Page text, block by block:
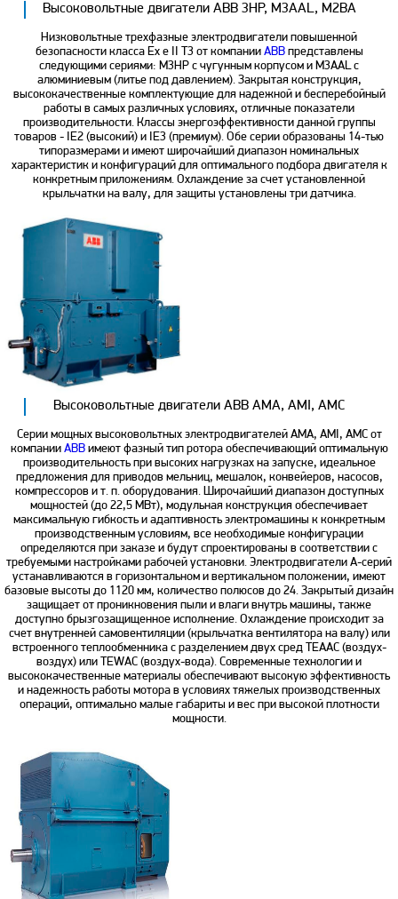
Высоковольтные двигатели ABB 3HP, M3AAL, M2BA
Низковольтные трехфазные электродвигатели повышенной
безопасности класса Ex e II T3 от компании ABBпредставлены
следующими сериями: M3HP с чугунным корпусом и M3AAL с
алюминиевым (литье под давлением). Закрытая конструкция,
высококачественные комплектующие для надежной и бесперебойный
работы в самых различных условиях, отличные показатели
производительности. Классы энергоэффективности данной группы
товаров - IE2 (высокий) и IE3 (премиум). Обе серии образованы 14-тью
типоразмерами и имеют широчайший диапазон номинальных
характеристик и конфигураций для оптимального подбора двигателя к
конкретным приложениям. Охлаждение за счет установленной
крыльчатки на валу, для защиты установлены три датчика.
Высоковольтные двигатели ABB AMA, AMI, AMC
Серии мощных высоковольтных электродвигателей AMA, AMI, AMC от
компании ABBимеют фазный тип ротора обеспечивающий оптимальную
производительность при высоких нагрузках на запуске, идеальное
предложения для приводов мельниц, мешалок, конвейеров, насосов,
компрессоров и т. п. оборудования. Широчайший диапазон доступных
мощностей (до 22,5 МВт), модульная конструкция обеспечивает
максимальную гибкость и адаптивность электромашины к конкретным
производственным условиям, все необходимые конфигурации
определяются при заказе и будут спроектированы в соответствии с
требуемыми настройками рабочей установки. Электродвигатели A-серий
устанавливаются в горизонтальном и вертикальном положении, имеют
базовые высоты до 1120 мм, количество полюсов до 24. Закрытый дизайн
защищает от проникновения пыли и влаги внутрь машины, также
доступно брызгозащищенное исполнение. Охлаждение происходит за
счет внутренней самовентиляции (крыльчатка вентилятора на валу) или
встроенного теплообменника с разделением двух сред TEAAC (воздух-
воздух) или TEWAC (воздух-вода). Современные технологии и
высококачественные материалы обеспечивают высокую эффективность
и надежность работы мотора в условиях тяжелых производственных
операций, оптимально малые габариты и вес при высокой плотности
мощности.